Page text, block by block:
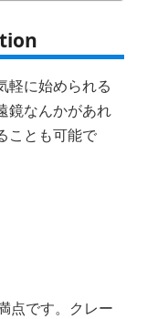
軽に始められる
鏡なんかがあれ
ことも可能で
点です。クレー